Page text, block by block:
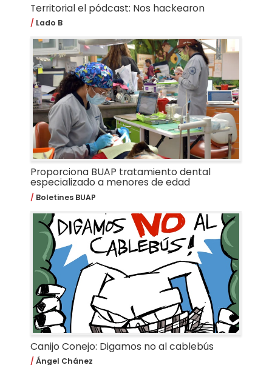
Territorial el pódcast: Nos hackearon
Lado B
Proporciona BUAP tratamiento dental
especializado a menores de edad
Boletines BUAP
Canijo Conejo: Digamos no al cablebús
Ángel Chánez